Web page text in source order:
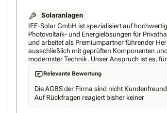
Solaranlagen
IEE-Solar GmbH ist spezialisiert auf
Photovoltaik- und Energielösungen für
und arbeitet als Premiumpartner führender
ausschließlich mit geprüften Komponenten und
modernster Technik. Unser Anspruch ist es,
Kunden die technisch beste und langlebigste
zu realisieren – effizient, zuverlässig und zu
Qualitätsstandards und sorgfältig
Partner garantieren wir nachhaltige Ergebnisse
maximale Kundenzufriedenheit. Nicht
Relevante Bewertung
Die AGBS der Firma sind nicht
Auf Rückfragen reagiert bisher keiner